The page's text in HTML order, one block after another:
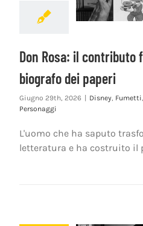
Don Rosa: il contributo
biografo dei paperi
Giugno 29th, 2026 Disney, Fumetti,
Personaggi
L'uomo che ha saputo
letteratura e ha costruito il